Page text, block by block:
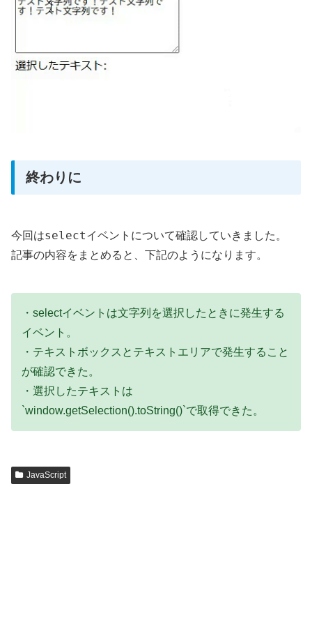
終わりに
今回はselectイベントについて確認していきました。
記事の内容をまとめると、下記のようになります。
・selectイベントは文字列を選択したときに発生する
イベント。
・テキストボックスとテキストエリアで発生すること
が確認できた。
・選択したテキストは
`window.getSelection().toString()`で取得できた。
JavaScript